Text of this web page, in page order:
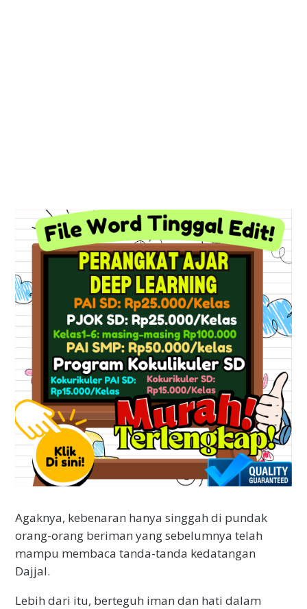
Agaknya, kebenaran hanya singgah di pundak
orang-orang beriman yang sebelumnya telah
mampu membaca tanda-tanda kedatangan
Dajjal.
Lebih dari itu, berteguh iman dan hati dalam